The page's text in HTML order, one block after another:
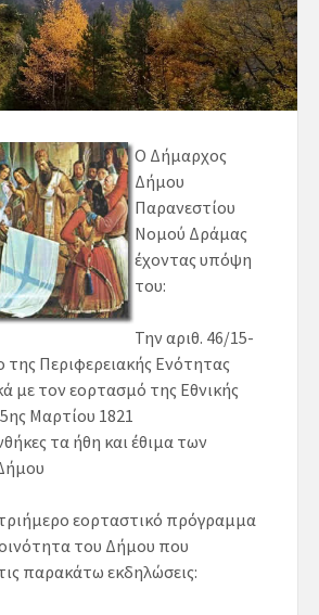
Ο Δήμαρχος
Δήμου
Παρανεστίου
Νομού Δράμας
έχοντας υπόψη
του:
Την αριθ. 46/15-
της Περιφερειακής Ενότητας
με τον εορτασμό της Εθνικής
Μαρτίου 1821
τα ήθη και έθιμα των
εορταστικό πρόγραμμα
του Δήμου που
παρακάτω εκδηλώσεις: